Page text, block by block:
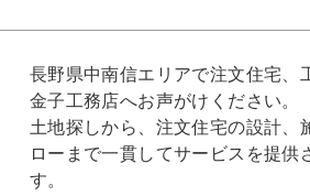
長野県中南信エリアで注文住宅、
金子工務店へお声がけください。
土地探しから、注文住宅の設計、
ローまで一貫してサービスを提供
す。